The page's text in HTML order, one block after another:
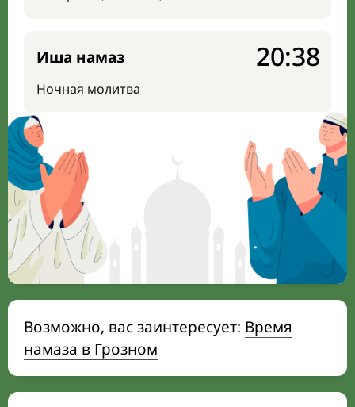
Иша намаз
Ночная молитва
20:38
Возможно, вас заинтересует: Время
намаза в Грозном